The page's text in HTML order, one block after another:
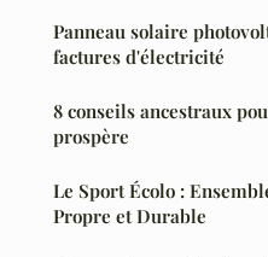
Panneau solaire
factures d'électricité
8 conseils ancestraux
prospère
Le Sport Écolo :
Propre et Durable